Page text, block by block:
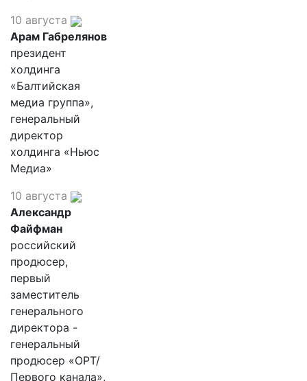
10 августа
Арам Габрелянов
президент
холдинга
«Балтийская
медиа группа»,
генеральный
директор
холдинга «Ньюс
Медиа»
10 августа
Александр
Файфман
российский
продюсер,
первый
заместитель
генерального
директора -
генеральный
продюсер «ОРТ/
Первого канала»,